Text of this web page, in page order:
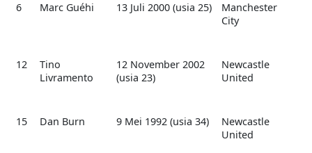
6 Marc Guéhi 13 Juli 2000 (usia 25)
Manchester
City
12
Tino
Livramento
12 November 2002
(usia 23)
Newcastle
United
15 Dan Burn 9 Mei 1992 (usia 34)
Newcastle
United